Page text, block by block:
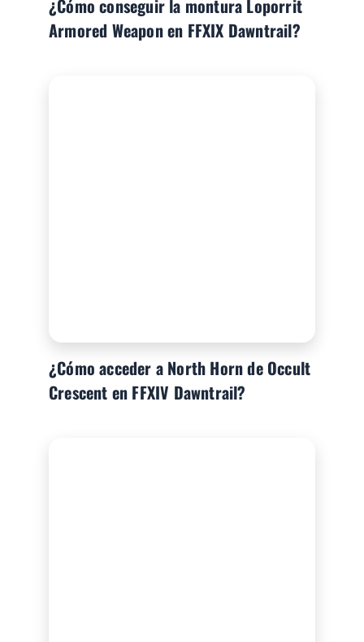
¿Cómo conseguir la montura Loporrit
Armored Weapon en FFXIX Dawntrail?
¿Cómo acceder a North Horn de Occult
Crescent en FFXIV Dawntrail?